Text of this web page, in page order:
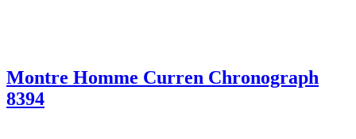
Montre Homme Curren Chronograph
8394